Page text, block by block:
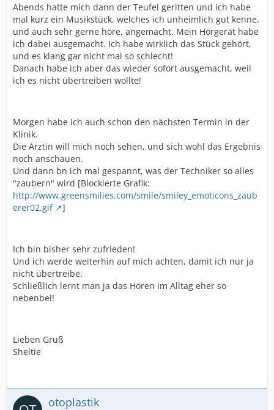
Abends hatte mich dann der Teufel geritten und ich habe
mal kurz ein Musikstück, welches ich unheimlich gut kenne,
und auch sehr gerne höre, angemacht. Mein Hörgerät habe
ich dabei ausgemacht. Ich habe wirklich das Stück gehört,
und es klang gar nicht mal so schlecht!
Danach habe ich aber das wieder sofort ausgemacht, weil
ich es nicht übertreiben wollte!
Morgen habe ich auch schon den nächsten Termin in der
Klinik.
Die Ärztin will mich noch sehen, und sich wohl das Ergebnis
noch anschauen.
Und dann bn ich mal gespannt, was der Techniker so alles
"zaubern" wird [Blockierte Grafik:
http://www.greensmilies.com/smile/smiley_emoticons_zaub
erer02.gif
]
Ich bin bisher sehr zufrieden!
Und ich werde weiterhin auf mich achten, damit ich nur ja
nicht übertreibe.
Schließlich lernt man ja das Hören im Alltag eher so
nebenbei!
Lieben Gruß
Sheltie
otoplastik